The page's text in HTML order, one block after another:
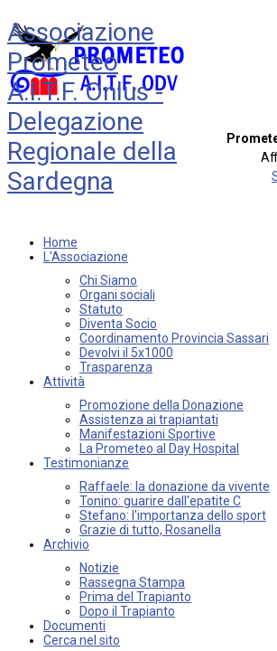
Associazione
Prometeo
A.I.T.F. Onlus -
Delegazione
Regionale della
Sardegna
Home
L'Associazione
Chi Siamo
Organi sociali
Statuto
Diventa Socio
Coordinamento Provincia Sassari
Devolvi il 5x1000
Trasparenza
Attività
Promozione della Donazione
Assistenza ai trapiantati
Manifestazioni Sportive
La Prometeo al Day Hospital
Testimonianze
Raffaele: la donazione da vivente
Tonino: guarire dall'epatite C
Stefano: l'importanza dello sport
Grazie di tutto, Rosanella
Archivio
Notizie
Rassegna Stampa
Prima del Trapianto
Dopo il Trapianto
Documenti
Cerca nel sito